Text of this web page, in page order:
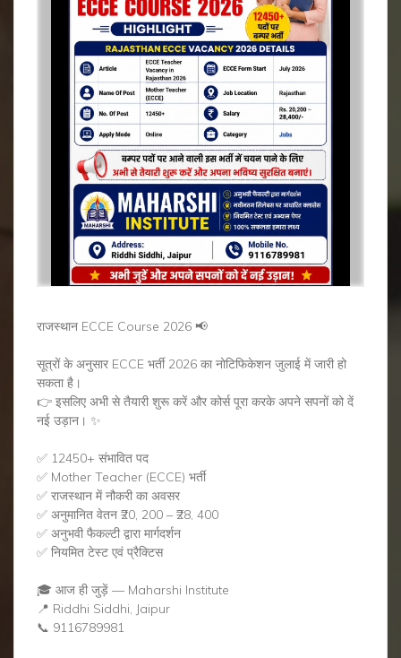
राजस्थान ECCE Course 2026 📢
सूत्रों के अनुसार ECCE भर्ती 2026 का नोटिफिकेशन जुलाई में जारी हो
सकता है।
👉 इसलिए अभी से तैयारी शुरू करें और कोर्स पूरा करके अपने सपनों को दें
नई उड़ान। ✨
✅ 12450+ संभावित पद
✅ Mother Teacher (ECCE) भर्ती
✅ राजस्थान में नौकरी का अवसर
✅ अनुमानित वेतन ₹20, 200 – ₹28, 400
✅ अनुभवी फैकल्टी द्वारा मार्गदर्शन
✅ नियमित टेस्ट एवं प्रैक्टिस
🎓 आज ही जुड़ें — Maharshi Institute
📍 Riddhi Siddhi, Jaipur
📞 9116789981